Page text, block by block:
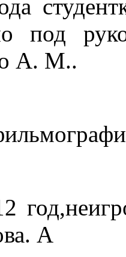
под
А. М..
А